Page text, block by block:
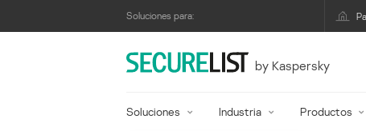
Soluciones para:
by Kaspersky
Soluciones Industria Productos